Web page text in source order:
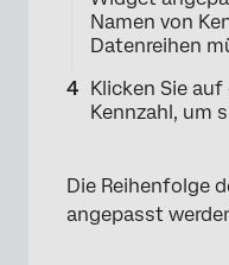
Namen von
Datenreihen
Klicken Sie
Kennzahl, um
Die Reihenfolge
angepasst